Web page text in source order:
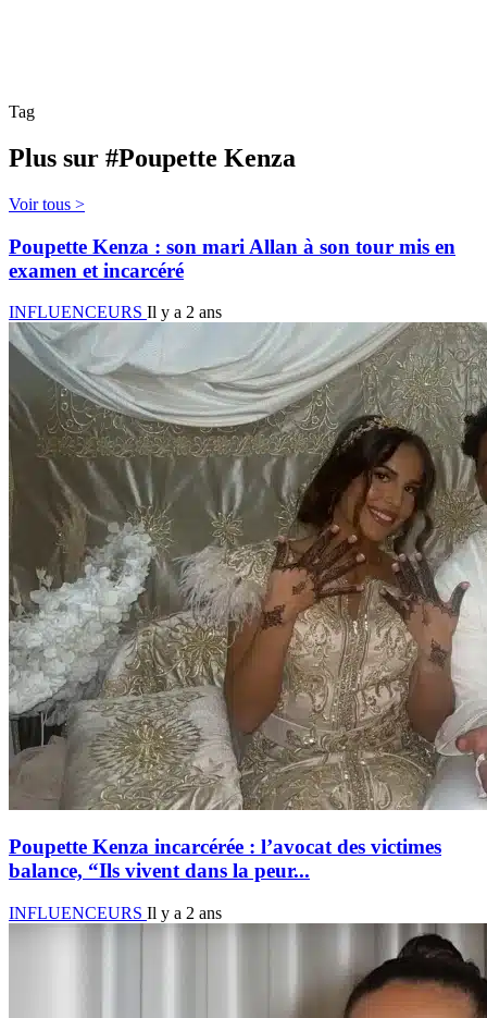
Tag
Plus sur #Poupette Kenza
Voir tous >
Poupette Kenza : son mari Allan à son tour mis en
examen et incarcéré
INFLUENCEURS Il y a 2 ans
Poupette Kenza incarcérée : l’avocat des victimes
balance, “Ils vivent dans la peur...
INFLUENCEURS Il y a 2 ans